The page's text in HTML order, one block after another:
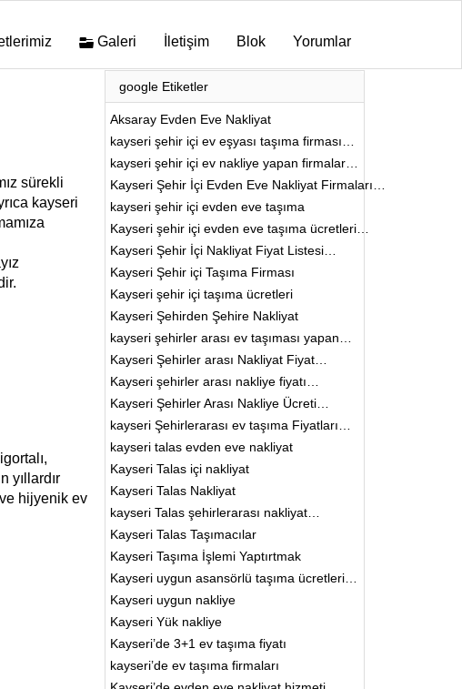
Galeri İletişim Blok Yorumlar
sürekli
kayseri
yıllardır
hijyenik ev
google Etiketler
Aksaray Evden Eve Nakliyat
kayseri şehir içi ev eşyası taşıma firması…
kayseri şehir içi ev nakliye yapan firmalar…
Kayseri Şehir İçi Evden Eve Nakliyat Firmaları…
kayseri şehir içi evden eve taşıma
Kayseri şehir içi evden eve taşıma ücretleri…
Kayseri Şehir İçi Nakliyat Fiyat Listesi…
Kayseri Şehir içi Taşıma Firması
Kayseri şehir içi taşıma ücretleri
Kayseri Şehirden Şehire Nakliyat
kayseri şehirler arası ev taşıması yapan…
Kayseri Şehirler arası Nakliyat Fiyat…
Kayseri şehirler arası nakliye fiyatı…
Kayseri Şehirler Arası Nakliye Ücreti…
kayseri Şehirlerarası ev taşıma Fiyatları…
kayseri talas evden eve nakliyat
Kayseri Talas içi nakliyat
Kayseri Talas Nakliyat
kayseri Talas şehirlerarası nakliyat…
Kayseri Talas Taşımacılar
Kayseri Taşıma İşlemi Yaptırtmak
Kayseri uygun asansörlü taşıma ücretleri…
Kayseri uygun nakliye
Kayseri Yük nakliye
Kayseri’de 3+1 ev taşıma fiyatı
kayseri’de ev taşıma firmaları